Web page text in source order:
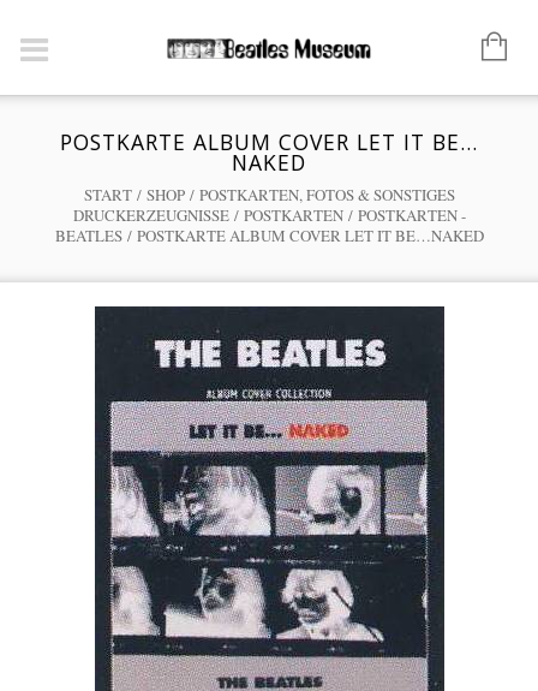
POSTKARTE ALBUM COVER LET IT BE…
NAKED
START/ SHOP/ POSTKARTEN, FOTOS & SONSTIGES
DRUCKERZEUGNISSE/ POSTKARTEN/ POSTKARTEN -
BEATLES/ POSTKARTE ALBUM COVER LET IT BE…NAKED